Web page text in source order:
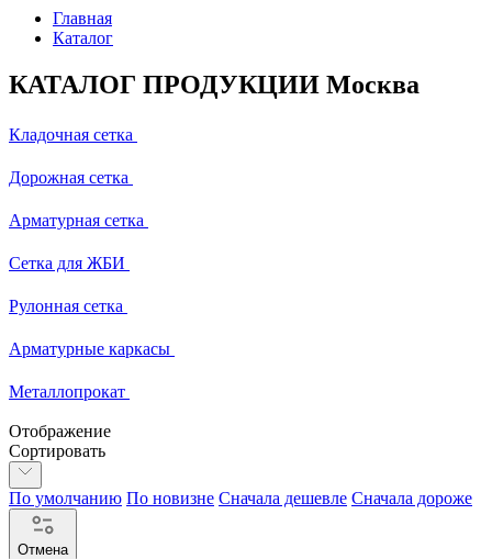
Главная
Каталог
КАТАЛОГ ПРОДУКЦИИ Москва
Кладочная сетка
Дорожная сетка
Арматурная сетка
Сетка для ЖБИ
Рулонная сетка
Арматурные каркасы
Металлопрокат
Отображение
Сортировать
По умолчанию По новизне Сначала дешевле Сначала дороже
Отмена